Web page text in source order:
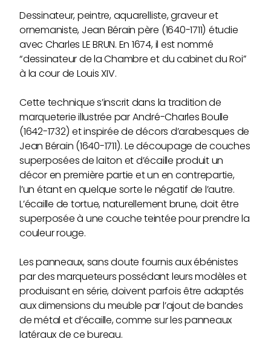
Dessinateur, peintre, aquarelliste, graveur et
ornemaniste, Jean Bérain père (1640-1711) étudie
avec Charles LE BRUN. En 1674, il est nommé
“dessinateur de la Chambre et du cabinet du Roi”
à la cour de Louis XIV.
Cette technique s’inscrit dans la tradition de
marqueterie illustrée par André-Charles Boulle
(1642-1732) et inspirée de décors d’arabesques de
Jean Bérain (1640-1711). Le découpage de couches
superposées de laiton et d’écaille produit un
décor en première partie et un en contrepartie,
l’un étant en quelque sorte le négatif de l’autre.
L’écaille de tortue, naturellement brune, doit être
superposée à une couche teintée pour prendre la
couleur rouge.
Les panneaux, sans doute fournis aux ébénistes
par des marqueteurs possédant leurs modèles et
produisant en série, doivent parfois être adaptés
aux dimensions du meuble par l’ajout de bandes
de métal et d’écaille, comme sur les panneaux
latéraux de ce bureau.